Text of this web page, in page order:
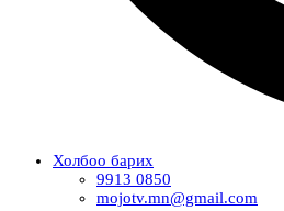
Холбоо барих
9913 0850
mojotv.mn@gmail.com